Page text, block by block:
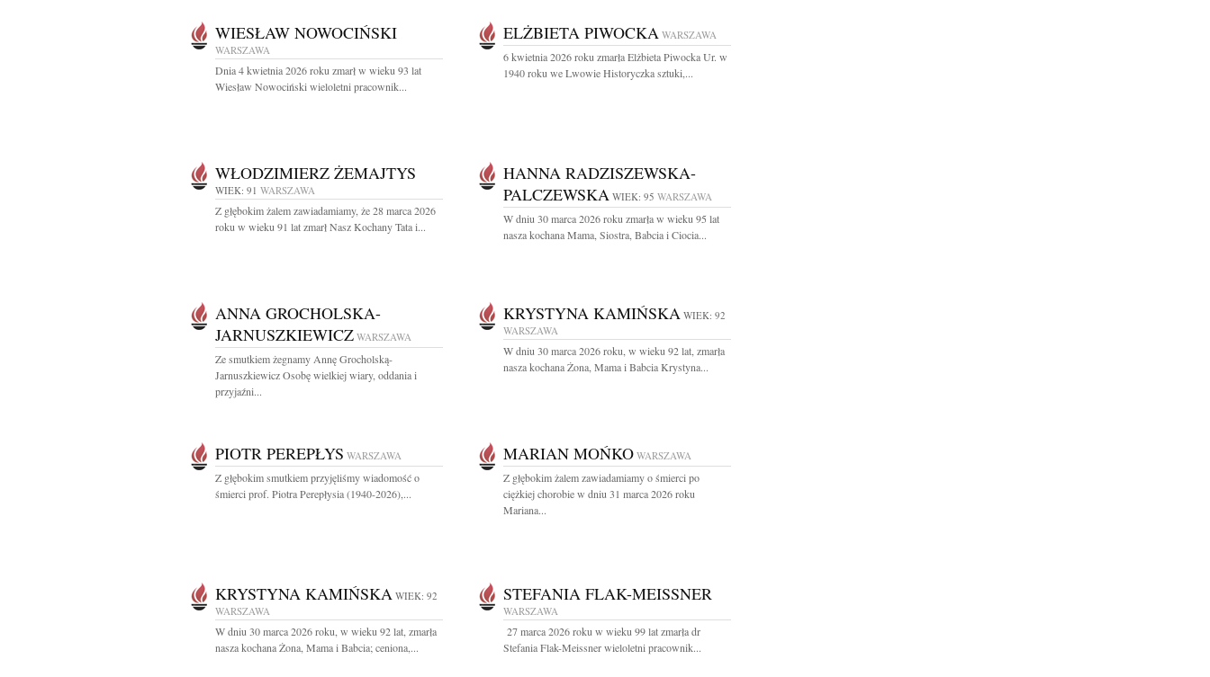
WIESŁAW NOWOCIŃSKI
WARSZAWA
Dnia 4 kwietnia 2026 roku zmarł w wieku 93 lat
Wiesław Nowociński wieloletni pracownik...
ELŻBIETA PIWOCKA WARSZAWA
6 kwietnia 2026 roku zmarła Elżbieta Piwocka Ur. w
1940 roku we Lwowie Historyczka sztuki,...
WŁODZIMIERZ ŻEMAJTYS
WIEK: 91 WARSZAWA
Z głębokim żalem zawiadamiamy, że 28 marca 2026
roku w wieku 91 lat zmarł Nasz Kochany Tata i...
HANNA RADZISZEWSKA-
PALCZEWSKA WIEK: 95 WARSZAWA
W dniu 30 marca 2026 roku zmarła w wieku 95 lat
nasza kochana Mama, Siostra, Babcia i Ciocia...
ANNA GROCHOLSKA-
JARNUSZKIEWICZ WARSZAWA
Ze smutkiem żegnamy Annę Grocholską-
Jarnuszkiewicz Osobę wielkiej wiary, oddania i
przyjaźni...
KRYSTYNA KAMIŃSKA WIEK: 92
WARSZAWA
W dniu 30 marca 2026 roku, w wieku 92 lat, zmarła
nasza kochana Żona, Mama i Babcia Krystyna...
PIOTR PEREPŁYS WARSZAWA
Z głębokim smutkiem przyjęliśmy wiadomość o
śmierci prof. Piotra Perepłysia (1940-2026),...
MARIAN MOŃKO WARSZAWA
Z głębokim żalem zawiadamiamy o śmierci po
ciężkiej chorobie w dniu 31 marca 2026 roku
Mariana...
KRYSTYNA KAMIŃSKA WIEK: 92
WARSZAWA
W dniu 30 marca 2026 roku, w wieku 92 lat, zmarła
nasza kochana Żona, Mama i Babcia; ceniona,...
STEFANIA FLAK-MEISSNER
WARSZAWA
27 marca 2026 roku w wieku 99 lat zmarła dr
Stefania Flak-Meissner wieloletni pracownik...